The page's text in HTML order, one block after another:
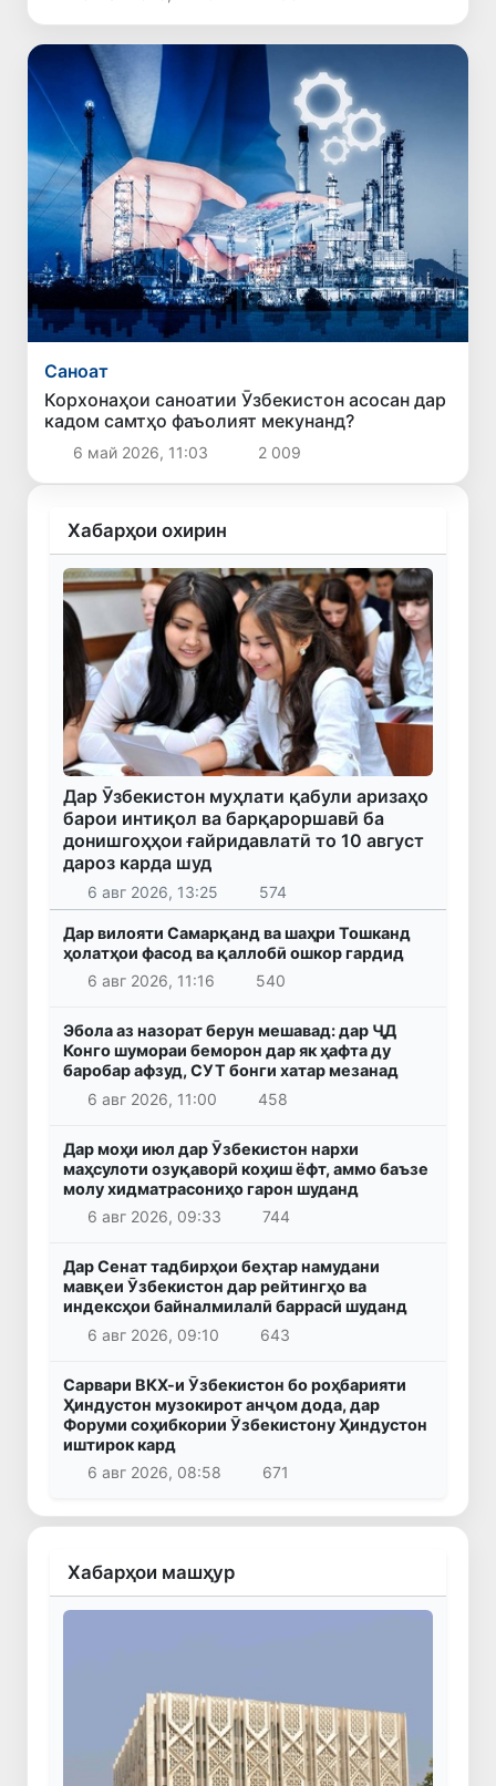
Саноат
Корхонаҳои саноатии Ӯзбекистон асосан дар
кадом самтҳо фаъолият мекунанд?
6 май 2026, 11:03 2 009
Хабарҳои охирин
Дар Ӯзбекистон муҳлати қабули аризаҳо
барои интиқол ва барқароршавӣ ба
донишгоҳҳои ғайридавлатӣ то 10 август
дароз карда шуд
6 авг 2026, 13:25 574
Дар вилояти Самарқанд ва шаҳри Тошканд
ҳолатҳои фасод ва қаллобӣ ошкор гардид
6 авг 2026, 11:16
540
Эбола аз назорат берун мешавад: дар ҶД
Конго шумораи беморон дар як ҳафта ду
баробар афзуд, СУТ бонги хатар мезанад
6 авг 2026, 11:00
458
Дар моҳи июл дар Ӯзбекистон нархи
маҳсулоти озуқаворӣ коҳиш ёфт, аммо баъзе
молу хидматрасониҳо гарон шуданд
6 авг 2026, 09:33
744
Дар Сенат тадбирҳои беҳтар намудани
мавқеи Ӯзбекистон дар рейтингҳо ва
индексҳои байналмилалӣ баррасӣ шуданд
6 авг 2026, 09:10
643
Сарвари ВКХ-и Ӯзбекистон бо роҳбарияти
Ҳиндустон музокирот анҷом дода, дар
Форуми соҳибкории Ӯзбекистону Ҳиндустон
иштирок кард
6 авг 2026, 08:58
671
Хабарҳои машҳур